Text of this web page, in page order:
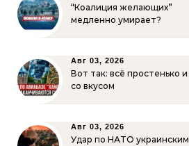
“Коалиция желающих”
медленно умирает?
Авг 03, 2026
Вот так: всё простенько и
со вкусом
Авг 03, 2026
Удар по НАТО украинским